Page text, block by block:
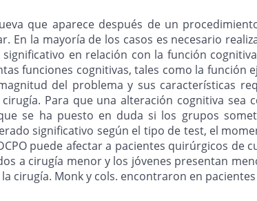
que aparece después de un
En la mayoría de los casos es necesario
en relación con la función
funciones cognitivas, tales como la función
del problema y sus características
Para que una alteración cognitiva sea
se ha puesto en duda si los grupos
significativo según el tipo de test, el
puede afectar a pacientes quirúrgicos
a cirugía menor y los jóvenes presentan
la cirugía. Monk y cols. encontraron en